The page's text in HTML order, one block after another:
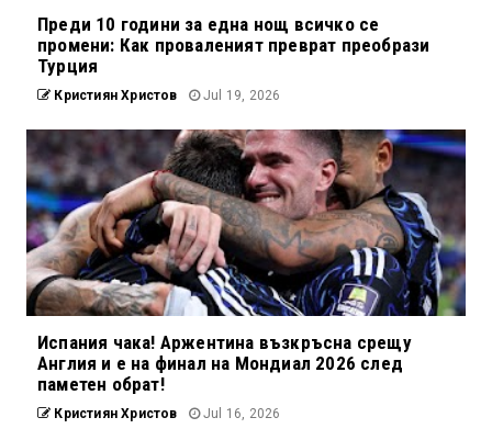
Преди 10 години за една нощ всичко се
промени: Как проваленият преврат преобрази
Турция
Кристиян Христов Jul 19, 2026
Испания чака! Аржентина възкръсна срещу
Англия и е на финал на Мондиал 2026 след
паметен обрат!
Кристиян Христов Jul 16, 2026